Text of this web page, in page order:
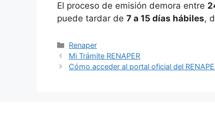
El proceso de emisión demora entre
puede tardar de 7 a 15 días hábiles,
Categorías
Renaper
Mi Trámite RENAPER
Cómo acceder al portal oficial del